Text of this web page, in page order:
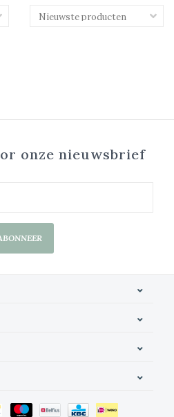
onze nieuwsbrief